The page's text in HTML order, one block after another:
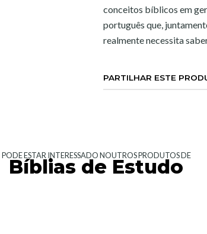
conceitos bíblicos em
português que,
realmente necessita
PARTILHAR ESTE
PODE ESTAR INTERESSADO NOUTROS PRODUTOS DE
Bíblias de Estudo